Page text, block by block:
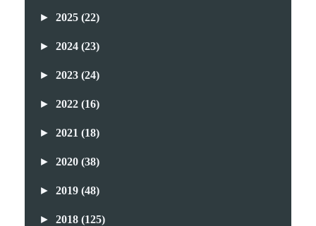
► 2025 (22)
► 2024 (23)
► 2023 (24)
► 2022 (16)
► 2021 (18)
► 2020 (38)
► 2019 (48)
► 2018 (125)